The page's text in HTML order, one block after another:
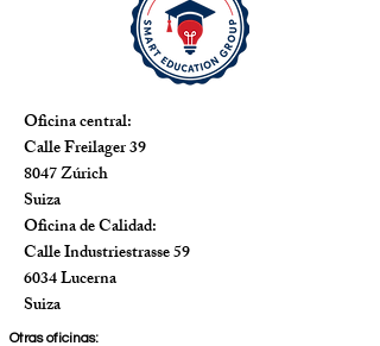
Oficina central:
Calle Freilager 39
8047 Zúrich
Suiza
Oficina de Calidad:
Calle Industriestrasse 59